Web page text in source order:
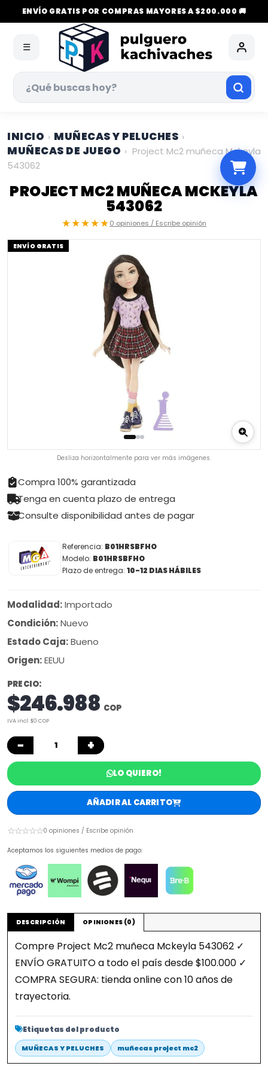
ENVÍO GRATIS POR COMPRAS MAYORES A $200.000 🚚
☰
INICIO › MUÑECAS Y PELUCHES ›
MUÑECAS DE JUEGO › Project Mc2 muñeca Mckeyla
543062
PROJECT MC2 MUÑECA MCKEYLA
543062
★★★★★0 opiniones / Escribe opinión
ENVÍO GRATIS
Desliza horizontalmente para ver más imágenes.
Compra 100% garantizada
Tenga en cuenta plazo de entrega
Consulte disponibilidad antes de pagar
Referencia: B01HRSBFHO
Modelo: B01HRSBFHO
Plazo de entrega: 10-12 DIAS HÁBILES
Modalidad:Importado
Condición:Nuevo
Estado Caja:Bueno
Origen:EEUU
PRECIO:
$246.988 COP
IVA incl: $0 COP
− +
LO QUIERO!
AÑADIR AL CARRITO
☆☆☆☆☆0 opiniones / Escribe opinión
Aceptamos los siguientes medios de pago:
DESCRIPCIÓN OPINIONES (0)
Compre Project Mc2 muñeca Mckeyla 543062 ✓
ENVÍO GRATUITO a todo el país desde $100.000 ✓
COMPRA SEGURA: tienda online con 10 años de
trayectoria.
Etiquetas del producto
MUÑECAS Y PELUCHES muñecas project mc2